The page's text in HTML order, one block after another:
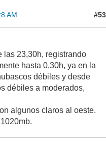
AM #53
las 23,30h, registrando
hasta 0,30h, ya en la
débiles y desde
débiles a moderados,
algunos claros al oeste.